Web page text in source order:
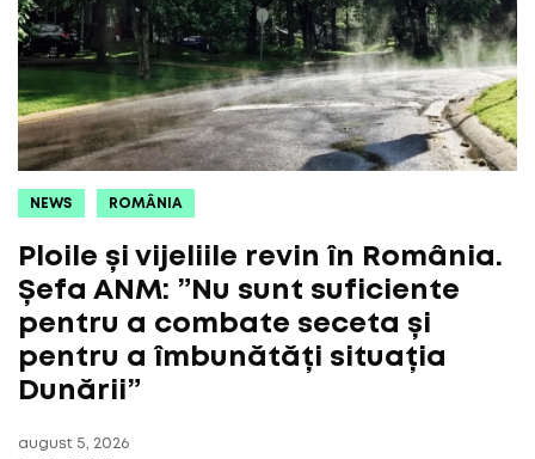
NEWS ROMÂNIA
Ploile și vijeliile revin în România.
Șefa ANM: ”Nu sunt suficiente
pentru a combate seceta și
pentru a îmbunătăți situația
Dunării”
august 5, 2026